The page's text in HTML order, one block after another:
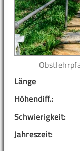
Länge
Höhendiff.:
Schwierigkeit:
Jahreszeit: